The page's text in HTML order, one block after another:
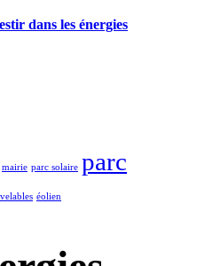
dans les énergies
mairie parc solaire parc
éolien